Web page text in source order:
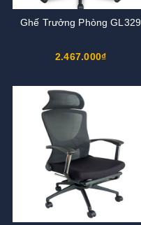
Ghế Trưởng Phòng GL329
2.467.000₫